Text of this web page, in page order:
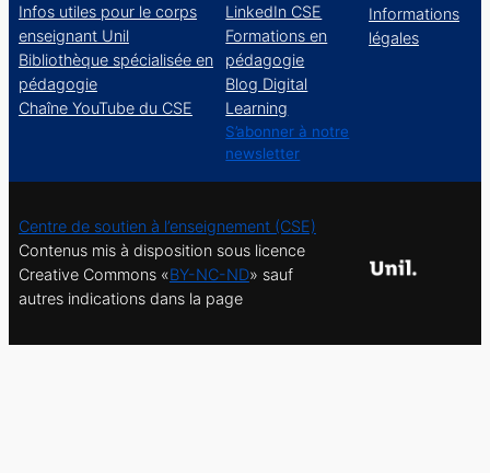
Infos utiles pour le corps
enseignant Unil
Bibliothèque spécialisée en
pédagogie
Chaîne YouTube du CSE
LinkedIn CSE
Formations en
pédagogie
Blog Digital
Learning
S’abonner à notre
newsletter
Informations
légales
Centre de soutien à l’enseignement (CSE)
Contenus mis à disposition sous licence
Creative Commons «BY-NC-ND» sauf
autres indications dans la page